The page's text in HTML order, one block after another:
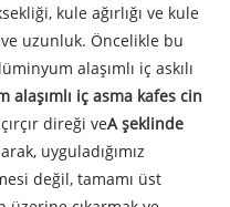
kule ağırlığı ve kule
uzunluk. Öncelikle bu
alaşımlı iç askılı
alaşımlı iç asma kafes cin
direği veA şeklinde
uyguladığımız
değil, tamamı üst